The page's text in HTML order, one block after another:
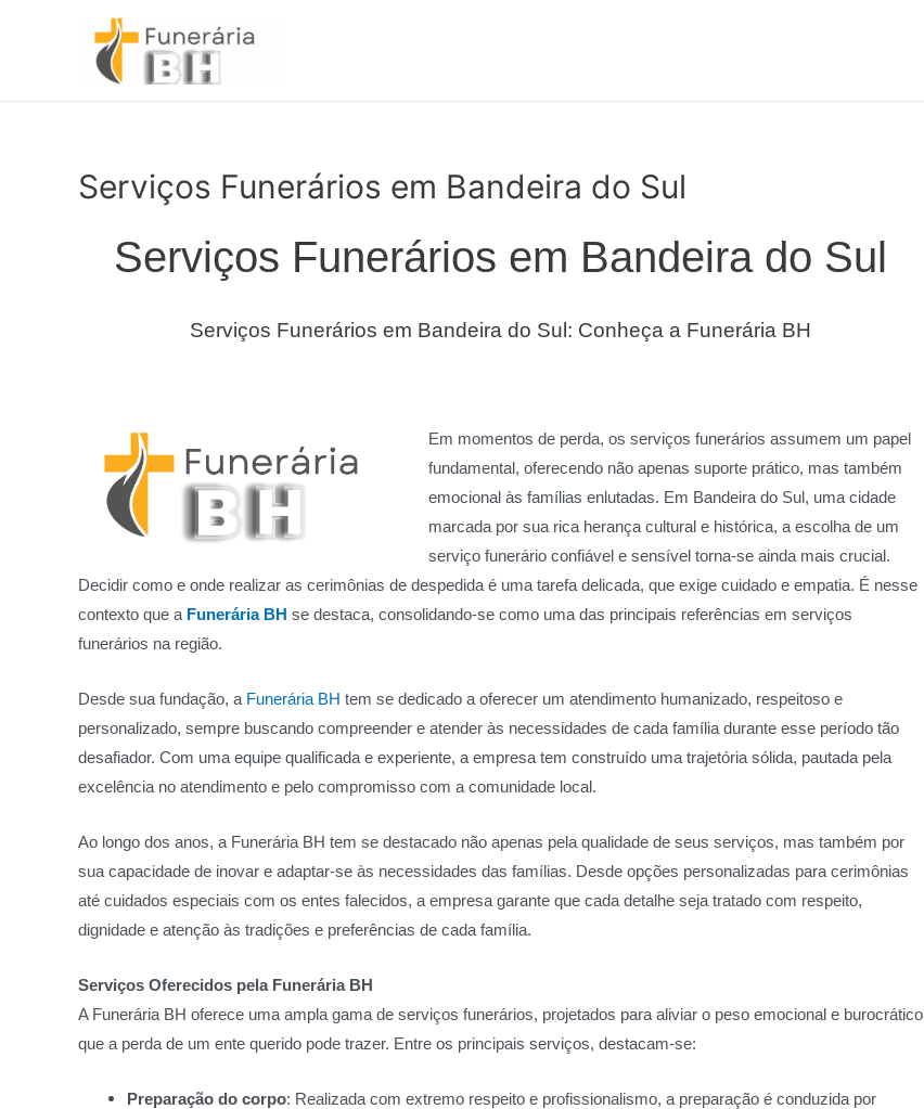
Serviços Funerários em Bandeira do Sul
Serviços Funerários em Bandeira do Sul
Serviços Funerários em Bandeira do Sul: Conheça a Funerária BH
Em momentos de perda, os serviços funerários assumem um papel
fundamental, oferecendo não apenas suporte prático, mas também
emocional às famílias enlutadas. Em Bandeira do Sul, uma cidade
marcada por sua rica herança cultural e histórica, a escolha de um
serviço funerário confiável e sensível torna-se ainda mais crucial.
Decidir como e onde realizar as cerimônias de despedida é uma tarefa delicada, que exige cuidado e empatia. É nesse
contexto que a Funerária BH se destaca, consolidando-se como uma das principais referências em serviços
funerários na região.
Desde sua fundação, a Funerária BH tem se dedicado a oferecer um atendimento humanizado, respeitoso e
personalizado, sempre buscando compreender e atender às necessidades de cada família durante esse período tão
desafiador. Com uma equipe qualificada e experiente, a empresa tem construído uma trajetória sólida, pautada pela
excelência no atendimento e pelo compromisso com a comunidade local.
Ao longo dos anos, a Funerária BH tem se destacado não apenas pela qualidade de seus serviços, mas também por
sua capacidade de inovar e adaptar-se às necessidades das famílias. Desde opções personalizadas para cerimônias
até cuidados especiais com os entes falecidos, a empresa garante que cada detalhe seja tratado com respeito,
dignidade e atenção às tradições e preferências de cada família.
Serviços Oferecidos pela Funerária BH
A Funerária BH oferece uma ampla gama de serviços funerários, projetados para aliviar o peso emocional e burocrático
que a perda de um ente querido pode trazer. Entre os principais serviços, destacam-se:
Preparação do corpo: Realizada com extremo respeito e profissionalismo, a preparação é conduzida por